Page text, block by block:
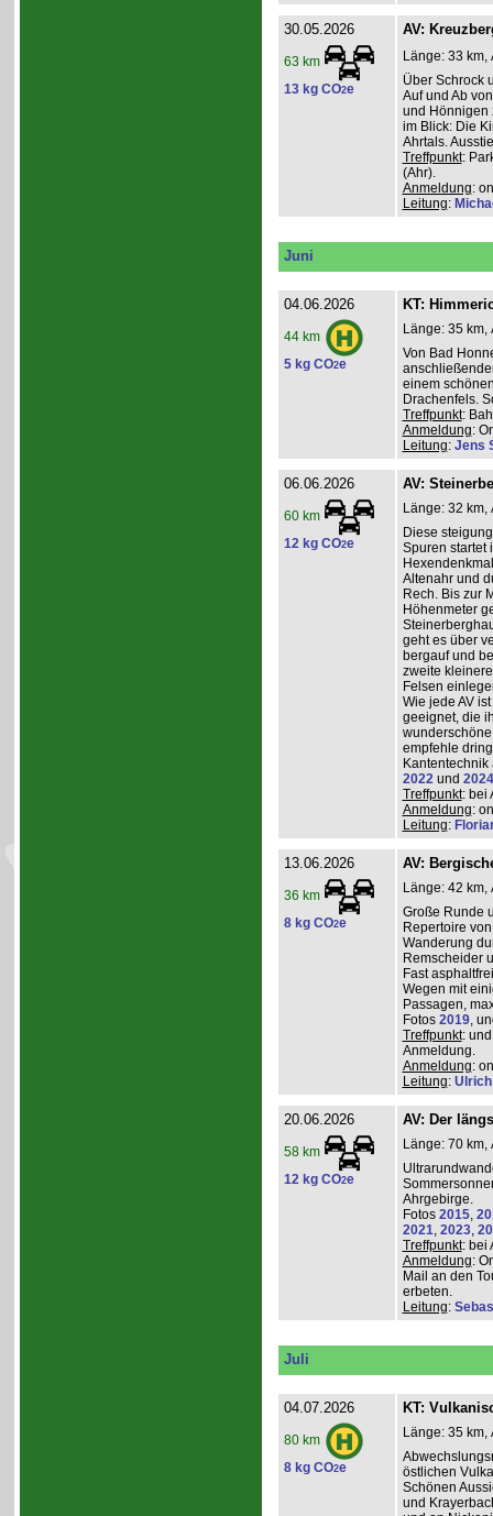
30.05.2026
63 km
13 kg CO2e
AV:
Länge: 33 km,
Über Schrock
Auf und Ab
und Hönnigen
im Blick: Die
Ahrtals.
Treffpunkt:
(Ahr).
Anmeldung:
Leitung:
Juni
04.06.2026
44 km
5 kg CO2e
KT:
Länge: 35 km,
Von Bad
einem
Drachenfels.
Treffpunkt:
Anmeldung:
Leitung: Jens
06.06.2026
60 km
12 kg CO2e
AV:
Länge: 32 km,
Diese
Spuren startet
Altenahr und
Rech. Bis zur
Höhenmeter
geht es über
bergauf und
zweite
Felsen
Wie jede AV
geeignet, die
empfehle
2022und 2024
Treffpunkt: bei
Anmeldung:
Leitung:
13.06.2026
36 km
8 kg CO2e
AV:
Länge: 42 km,
Große Runde
Repertoire
Wanderung
Remscheider
Fast
Wegen mit
Passagen,
Fotos 2019,
Treffpunkt:
Anmeldung.
Anmeldung:
Leitung:
20.06.2026
58 km
12 kg CO2e
AV: Der
Länge: 70 km,
Ahrgebirge.
Fotos 2015,
2021, 2023,
Treffpunkt: bei
Anmeldung:
Mail an den
erbeten.
Leitung:
Juli
04.07.2026
80 km
8 kg CO2e
KT:
Länge: 35 km,
östlichen
Schönen
und